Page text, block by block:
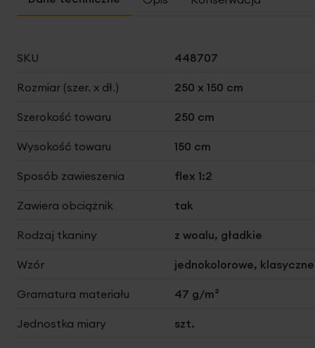
Więcej
SKU 448707
Rozmiar (szer. x dł.) 250 x 150 cm
Szerokość towaru 250 cm
Wysokość towaru 150 cm
Sposób zawieszenia flex 1:2
Zawiera obciążnik tak
Rodzaj tkaniny z woalu, gładkie
Wzór jednokolorowe, klasyczne
Gramatura materiału 47 g/m²
Jednostka miary szt.